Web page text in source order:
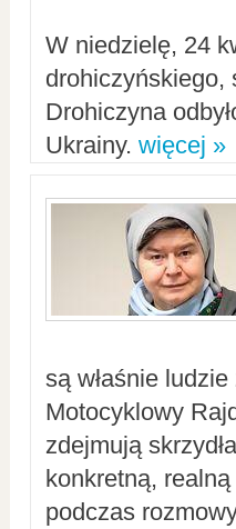
W niedzielę, 24
drohiczyńskiego,
Drohiczyna
Ukrainy. więcej »
są właśnie
Motocyklowy
zdejmują
konkretną,
podczas